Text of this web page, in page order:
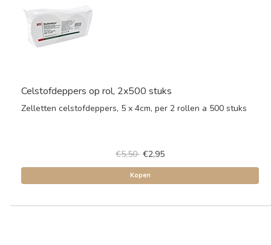
Celstofdeppers op rol, 2x500 stuks
Zelletten celstofdeppers, 5 x 4cm, per 2 rollen a 500 stuks
€5,50 €2,95
Kopen